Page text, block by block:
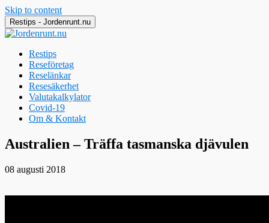
Skip to content
Restips - Jordenrunt.nu
Restips
Reseföretag
Reselänkar
Resesäkerhet
Valutakalkylator
Covid-19
Om & Kontakt
Jordenrunt.nu
Tusen Restips från hela världen
Australien – Träffa tasmanska djävulen
08 augusti 2018